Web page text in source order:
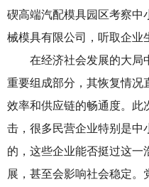
碶高端汽配模具园区考察
械模具有限公司，听取企业
在经济社会发展的大局
重要组成部分，其恢复情
效率和供应链的畅通度。此
击，很多民营企业特别是中
的，这些企业能否挺过这
展，甚至会影响社会稳定